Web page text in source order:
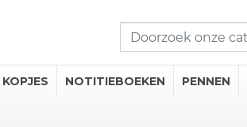
KOPJES NOTITIEBOEKEN PENNEN